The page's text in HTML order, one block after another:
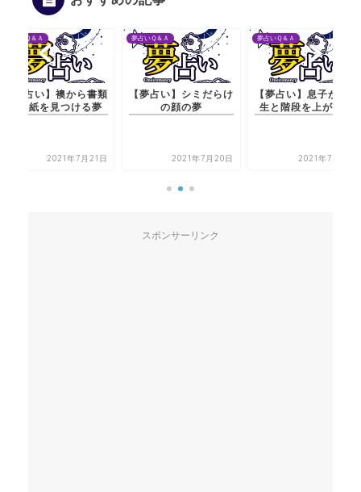
夢占いＱ＆Ａ
【夢占い】襖から書類
や手紙を見つける夢
2021年7月21日
夢占いＱ＆Ａ
【夢占い】シミだらけ
の顔の夢
2021年7月20日
夢占いＱ＆Ａ
【夢占い】息子が同級
生と階段を上がる夢
2021年7月21日
スポンサーリンク